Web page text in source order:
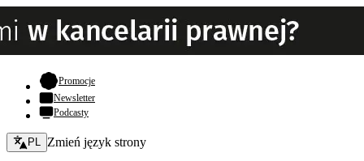
Promocje- otwiera się w nowej karcie
Newsletter
Podcasty
Zmień język - bieżący:
PL Zmień język strony